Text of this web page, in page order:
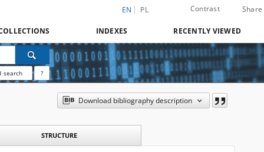
EN PL Contrast Share
INDEXES RECENTLY VIEWED
search ?
Download bibliography description
STRUCTURE